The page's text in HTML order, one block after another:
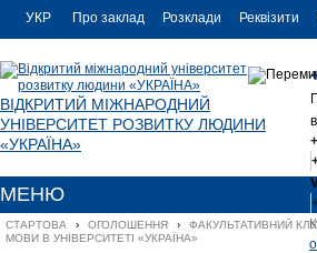
УКР
ENG
Про заклад Розклади Реквізити
ВІДКРИТИЙ МІЖНАРОДНИЙ
УНІВЕРСИТЕТ РОЗВИТКУ ЛЮДИНИ
«УКРАЇНА»
МЕНЮ
СТАРТОВА › ОГОЛОШЕННЯ ›
ФАКУЛЬТАТИВНИЙ
МОВИ В УНІВЕРСИТЕТІ «УКРАЇНА»